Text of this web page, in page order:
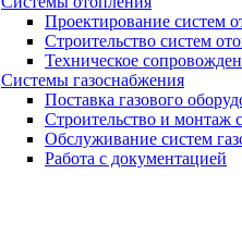
Проектирование систем
Строительство систем
Техническое
Системы газоснабжения
Поставка газового
Строительство и монтаж
Обслуживание систем
Работа с документацией